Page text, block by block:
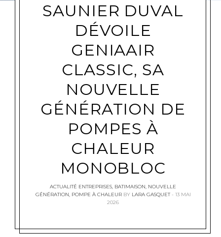
SAUNIER DUVAL
DÉVOILE
GENIAAIR
CLASSIC, SA
NOUVELLE
GÉNÉRATION DE
POMPES À
CHALEUR
MONOBLOC
ACTUALITÉ ENTREPRISES, BATIMAISON, NOUVELLE
GÉNÉRATION, POMPE À CHALEUR BY LARA GASQUET
13 MAI
2026